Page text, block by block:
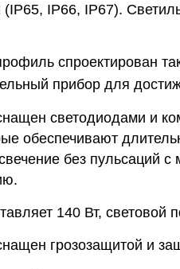
IP66, IP67).
спроектирован
прибор для
светодиодами и
обеспечивают
без пульсаций
140 Вт, световой
грозозащитой и